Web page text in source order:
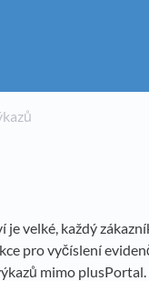
velké, každý
pro vyčíslení
mimo plusPortal.